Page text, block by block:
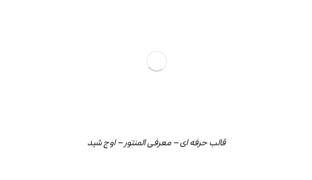
قالب حرفه ای – معرفی المنتور – اوج شید